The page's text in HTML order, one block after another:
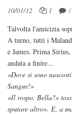
10/01/12 1 1
Talvolta l'amicizia
A turno, tutti i
e James. Prima
andata a finire...
«Dove si sono
Sangue!»
«Il rospo, Bella?»
sputare altro». E, a